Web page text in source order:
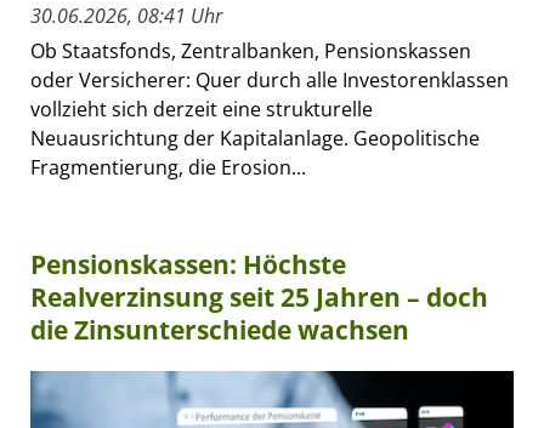
30.06.2026, 08:41 Uhr
Ob Staatsfonds, Zentralbanken, Pensionskassen
oder Versicherer: Quer durch alle Investorenklassen
vollzieht sich derzeit eine strukturelle
Neuausrichtung der Kapitalanlage. Geopolitische
Fragmentierung, die Erosion...
Pensionskassen: Höchste
Realverzinsung seit 25 Jahren – doch
die Zinsunterschiede wachsen